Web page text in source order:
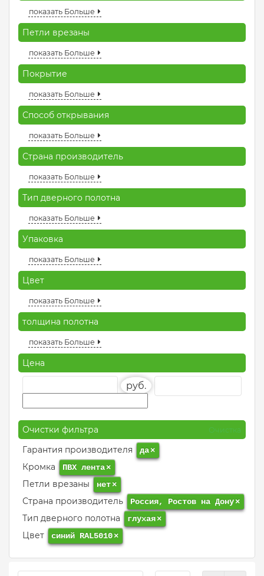
показать Больше
Петли врезаны
показать Больше
Покрытие
показать Больше
Способ открывания
показать Больше
Страна производитель
показать Больше
Тип дверного полотна
показать Больше
Упаковка
показать Больше
Цвет
показать Больше
толщина полотна
показать Больше
Цена
руб.
Очистки фильтра Очистка
Гарантия производителя да×
Кромка ПВХ лента×
Петли врезаны нет×
Страна производитель Россия, Ростов на Дону×
Тип дверного полотна глухая×
Цвет синий RAL5010×